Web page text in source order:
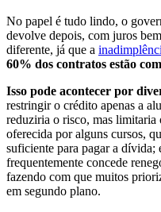
No papel é tudo lindo, o
devolve depois, com juros
diferente, já que a
60% dos contratos estão
Isso pode acontecer por
restringir o crédito apenas a
reduziria o risco, mas limitaria
oferecida por alguns cursos,
suficiente para pagar a dívida;
frequentemente concede
fazendo com que muitos
em segundo plano.